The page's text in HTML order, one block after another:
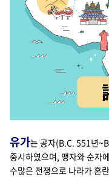
유가는 공자(B.C. 551년
중시하였으며, 맹자와 순자
수많은 전쟁으로 나라가 혼